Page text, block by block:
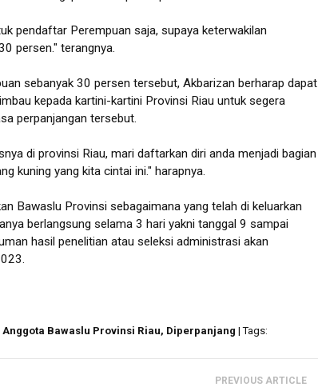
pendaftar Perempuan saja, supaya keterwakilan
persen." terangnya.
sebanyak 30 persen tersebut, Akbarizan berharap dapat
kepada kartini-kartini Provinsi Riau untuk segera
perpanjangan tersebut.
di provinsi Riau, mari daftarkan diri anda menjadi bagian
kuning yang kita cintai ini." harapnya.
Bawaslu Provinsi sebagaimana yang telah di keluarkan
berlangsung selama 3 hari yakni tanggal 9 sampai
hasil penelitian atau seleksi administrasi akan
Bawaslu Provinsi Riau, Diperpanjang | Tags:
PREVIOUS ARTICLE